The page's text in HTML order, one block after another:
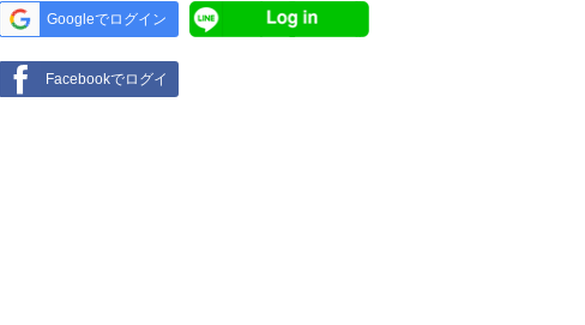
Googleでログイン
Facebookでログイ